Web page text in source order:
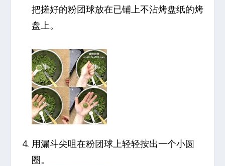
把搓好的粉团球放在已铺上不沾烤盘纸的烤
盘上。
用漏斗尖咀在粉团球上轻轻按出一个小圆
圈。